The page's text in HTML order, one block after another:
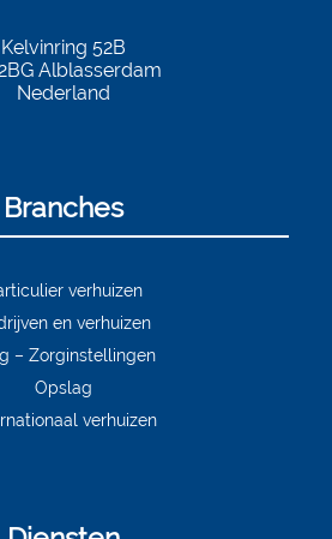
Kelvinring 52B
Alblasserdam
Nederland
Branches
verhuizen
en verhuizen
– Zorginstellingen
Opslag
verhuizen